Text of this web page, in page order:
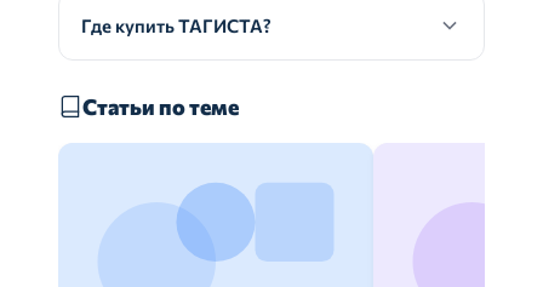
Где купить ТАГИСТА?
Статьи по теме